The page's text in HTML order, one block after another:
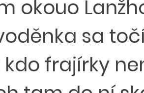
okouo
sa
frajírky